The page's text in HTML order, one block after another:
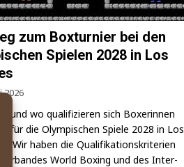
zum Boxturnier bei den
Spielen 2028 in Los
2026
und wo qua­li­fi­zie­ren sich Boxe­rin­nen
für die Olym­pi­schen Spie­le 2028 in Los
– Wir haben die Qua­li­fi­ka­ti­ons­kri­te­ri­en
World Boxing und des Inter­